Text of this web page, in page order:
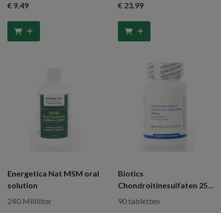
€ 9,49 € 23,99
Energetica Nat MSM oral
solution
240 Milliliter
Biotics
Chondroitinesulfaten 250
mg
90 tabletten